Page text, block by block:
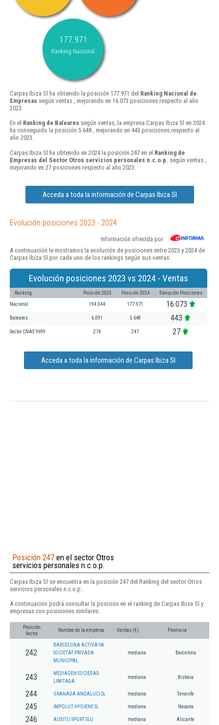
177.971
Ranking Nacional
Carpas Ibiza Sl ha obtenido la posición 177.971 del Ranking Nacional de
Empresas según ventas , mejorando en 16.073 posiciones respecto al año
2023.
En el Ranking de Baleares según ventas, la empresa Carpas Ibiza Sl en 2024
ha conseguido la posición 5.648 , mejorando en 443 posiciones respecto al
año 2023.
Carpas Ibiza Sl ha obtenido en 2024 la posición 247 en el Ranking de
Empresas del Sector Otros servicios personales n.c.o.p. según ventas ,
mejorando en 27 posiciones respecto al año 2023.
Acceda a toda la información de Carpas Ibiza Sl
Evolución posiciones 2023 - 2024
Información ofrecida por
A continuación le mostramos la evolución de posiciones entre 2023 y 2024 de
Carpas Ibiza Sl por cada uno de los rankings según sus ventas:
Evolución posiciones 2023 vs 2024 - Ventas
Ranking Posición 2023 Posición 2024 Evolución Posiciones
Nacional 194.044 177.971 16.073
Baleares 6.091 5.648 443
Sector CNAE 9699 274 247 27
Acceda a toda la información de Carpas Ibiza Sl
Posición 247 en el sector Otros
servicios personales n.c.o.p.
Carpas Ibiza Sl se encuentra en la posición 247 del Ranking del sector Otros
servicios personales n.c.o.p..
A continuación podrá consultar la posición en el ranking de Carpas Ibiza Sl y
empresas con posiciones similares:
Posición
Sector
Nombre de la empresa Ventas (€) Provincia
242
BARCELONA ACTIVA SA
SOCIETAT PRIVADA
MUNICIPAL
mediana Barcelona
243
MEDIAGEN SOCIEDAD
LIMITADA
mediana Bizkaia
244 GRANADA ANDALUCI SL mediana Tenerife
245 IMPOLUT HYGIENE SL mediana Navarra
246 AUDITU SPORT SLU mediana Alicante